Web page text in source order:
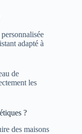
adapté à
de
les
?
des maisons